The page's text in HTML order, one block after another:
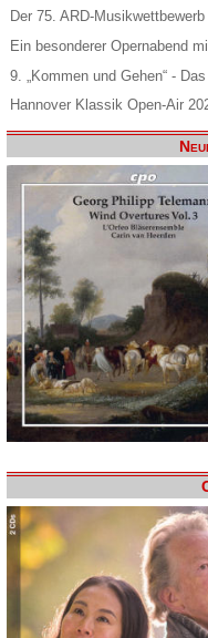
Der 75. ARD-
Ein besonderer Opernabend
9. „Kommen und Gehen“ -
Hannover Klassik Open-Air